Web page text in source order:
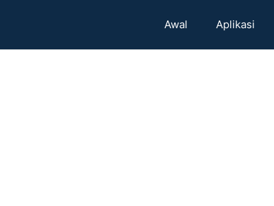
Awal Aplikasi